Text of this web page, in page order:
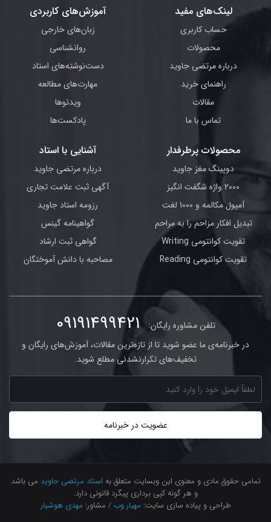
لینک‌های مفید
حساب کاربری
محصولات
درباره مرتضی جاوید
راهنمای خرید
مقالات
تماس با ما
آموزش‌های کاربردی
زبان‌های خارجی
روانشناسی
دست‌نوشته‌های استاد
مهارت‌های مطالعه
ویدئوها
پادکست‌ها
محصولات پرطرفدار
دوپینگ مغز جاوید
2000 واژه شگفت انگیز
آمپول مکالمه و 1000 لغت
تبدیل افکار مزاحم را به مراحم
تقویت کوانتومی Writing
تقویت کوانتومی Reading
آشنایی با استاد
درباره مرتضی جاوید
آگهی ثبت علامت تجاری
رزومه استاد جاوید
گواهینامه گینس
گواهی ثبت ارشاد
مصاحبه با دانش آموختگان
تلفن مشاوره رایگان: 09191499421
در خبرنامه‌ی ما عضو شوید تا از تازه‌ترین مقالات، آموزش‌های رایگان و
تخفیف‌های تکرارنشدنی مطلع شوید.
تمامی حقوق مادی و معنوی این وبسایت متعلق به استاد مرتضی جاوید می باشد
و هر گونه کپی برداری پیگرد قانونی دارد.
طراحی و پیاده سازی سایت: مهیار وب / مشاور: مهدی هوشیار